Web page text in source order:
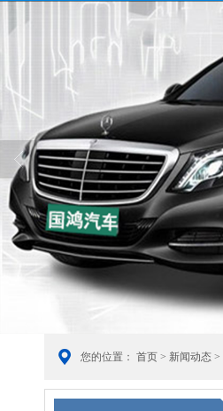
您的位置： 首页 > 新闻动态 >